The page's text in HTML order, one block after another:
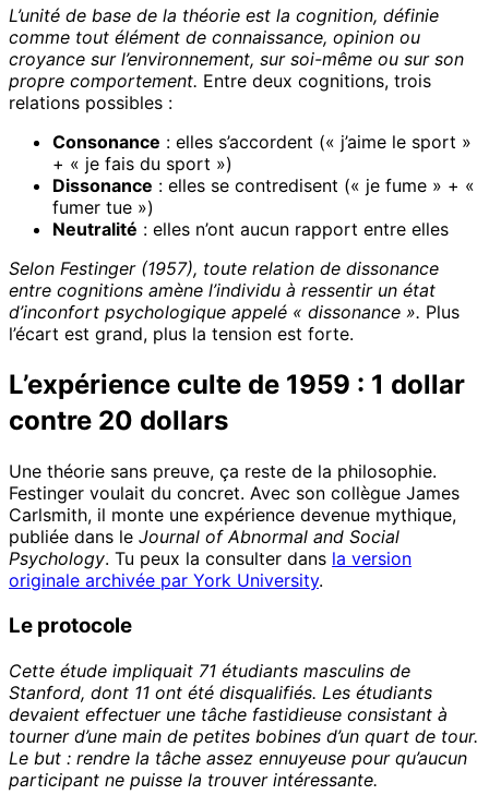
L’unité de base de la théorie est la cognition, définie
comme tout élément de connaissance, opinion ou
croyance sur l’environnement, sur soi-même ou sur son
propre comportement. Entre deux cognitions, trois
relations possibles :
Consonance : elles s’accordent (« j’aime le sport »
+ « je fais du sport »)
Dissonance : elles se contredisent (« je fume » + «
fumer tue »)
Neutralité : elles n’ont aucun rapport entre elles
Selon Festinger (1957), toute relation de dissonance
entre cognitions amène l’individu à ressentir un état
d’inconfort psychologique appelé « dissonance ». Plus
l’écart est grand, plus la tension est forte.
L’expérience culte de 1959 : 1 dollar
contre 20 dollars
Une théorie sans preuve, ça reste de la philosophie.
Festinger voulait du concret. Avec son collègue James
Carlsmith, il monte une expérience devenue mythique,
publiée dans le Journal of Abnormal and Social
Psychology. Tu peux la consulter dans la version
originale archivée par York University.
Le protocole
Cette étude impliquait 71 étudiants masculins de
Stanford, dont 11 ont été disqualifiés. Les étudiants
devaient effectuer une tâche fastidieuse consistant à
tourner d’une main de petites bobines d’un quart de tour.
Le but : rendre la tâche assez ennuyeuse pour qu’aucun
participant ne puisse la trouver intéressante.